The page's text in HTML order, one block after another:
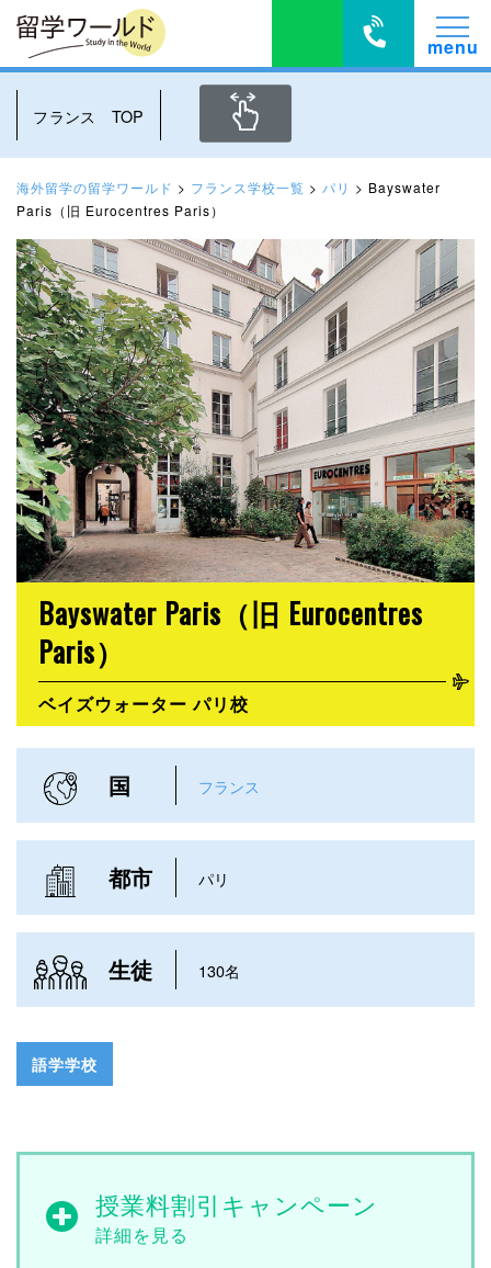
フランス TOP
海外留学の留学ワールド > フランス学校一覧 > パリ > Bayswater
Paris（旧 Eurocentres Paris）
Bayswater Paris（旧 Eurocentres
Paris）
ベイズウォーター パリ校
国 フランス
都市 パリ
生徒 130名
語学学校
授業料割引キャンペーン